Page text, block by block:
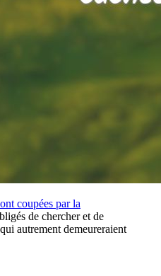
coupées par la
de chercher et de
autrement demeureraient